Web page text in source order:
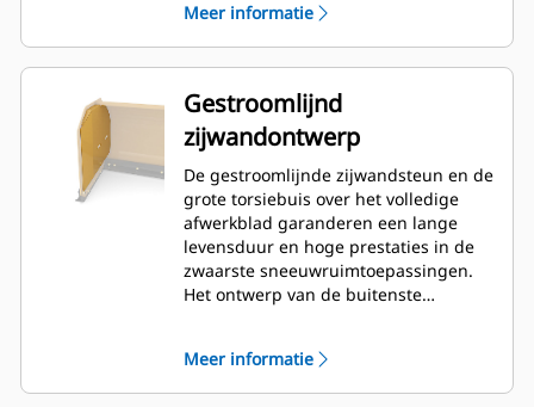
Meer informatie
Gestroomlijnd
zijwandontwerp
De gestroomlijnde zijwandsteun en de
grote torsiebuis over het volledige
afwerkblad garanderen een lange
levensduur en hoge prestaties in de
zwaarste sneeuwruimtoepassingen.
Het ontwerp van de buitenste
blijft kleven en de buitenste delen van
de schuif uitstekend worden
Meer informatie